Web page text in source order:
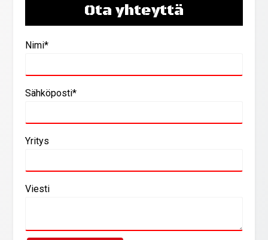
Ota yhteyttä
Nimi*
Sähköposti*
Yritys
Viesti